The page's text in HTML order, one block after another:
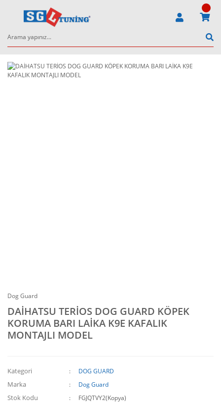
Dog Guard
DAİHATSU TERİOS DOG GUARD KÖPEK
KORUMA BARI LAİKA K9E KAFALIK
MONTAJLI MODEL
Kategori DOG GUARD
Marka Dog Guard
Stok Kodu FGJQTVY2(Kopya)